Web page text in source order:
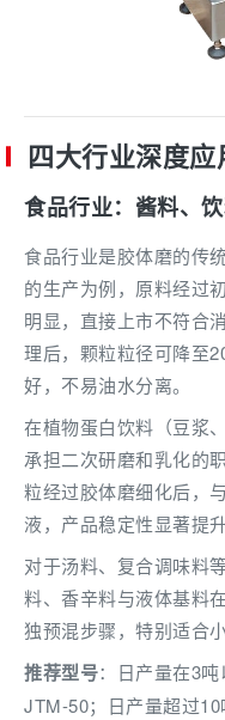
四大行业深度
食品行业：酱料、
食品行业是胶体磨的传
的生产为例，原料经过
明显，直接上市不符合
理后，颗粒粒径可降至
好，不易油水分离。
在植物蛋白饮料（豆浆
承担二次研磨和乳化的
粒经过胶体磨细化后，
液，产品稳定性显著提
对于汤料、复合调味料
料、香辛料与液体基料
独预混步骤，特别适合
推荐型号：日产量在3
JTM-50；日产量超过10